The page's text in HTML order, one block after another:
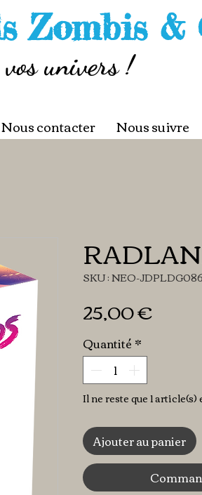
Zombis &
univers !
Nous contacter Nous suivre
SKU : NEO-JDPLDG086
25,00 €Prix
Quantité *
Il ne reste que 1
Ajouter au panier